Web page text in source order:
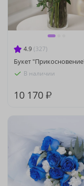
4.9 (327)
Букет
В наличии
10 170 ₽